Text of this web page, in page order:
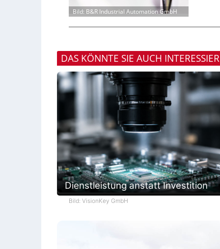
Bild: B&R Industrial Automation GmbH
DAS KÖNNTE SIE AUCH
Dienstleistung anstatt Investition
Bild: VisionKey GmbH